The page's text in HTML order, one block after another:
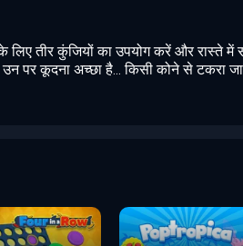
तीर कुंजियों का उपयोग करें और रास्ते में
पर कूदना अच्छा है... किसी कोने से टकरा